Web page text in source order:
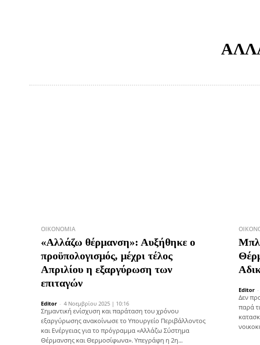
ΟΙΚΟΝΟΜΊΑ
«Αλλάζω θέρμανση»: Αυξήθηκε ο
προϋπολογισμός, μέχρι τέλος
Απριλίου η εξαργύρωση των
επιταγών
Editor - 4 Νοεμβρίου 2025 | 10:16
Σημαντική ενίσχυση και παράταση του χρόνου
εξαργύρωσης ανακοίνωσε το Υπουργείο Περιβάλλοντος
και Ενέργειας για το πρόγραμμα «Αλλάζω Σύστημα
Θέρμανσης και Θερμοσίφωνα». Υπεγράφη η 2η...
Editor -
Δεν
παρά